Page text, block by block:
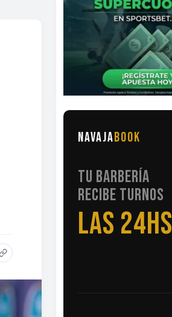
NAVAJABOOK
TU BARBERÍA
RECIBE TURNOS
LAS 24HS